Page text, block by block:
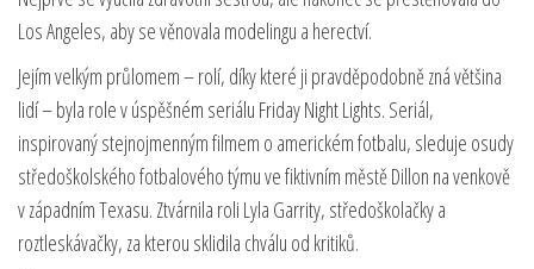
Los Angeles, aby se věnovala modelingu a herectví.
Jejím velkým průlomem – rolí, díky které ji pravděpodobně zná většina
lidí – byla role v úspěšném seriálu Friday Night Lights. Seriál,
inspirovaný stejnojmenným filmem o americkém fotbalu, sleduje osudy
středoškolského fotbalového týmu ve fiktivním městě Dillon na venkově
v západním Texasu. Ztvárnila roli Lyla Garrity, středoškolačky a
roztleskávačky, za kterou sklidila chválu od kritiků.